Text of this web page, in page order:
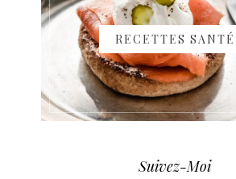
RECETTES SANTÉ
Suivez-Moi